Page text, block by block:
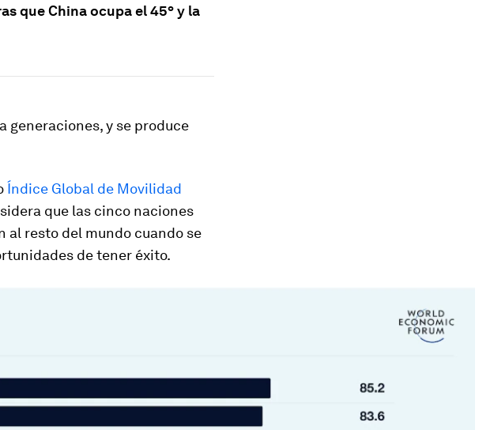
que China ocupa el 45º y la
generaciones, y se produce
Índice Global de Movilidad
que las cinco naciones
al resto del mundo cuando se
de tener éxito.